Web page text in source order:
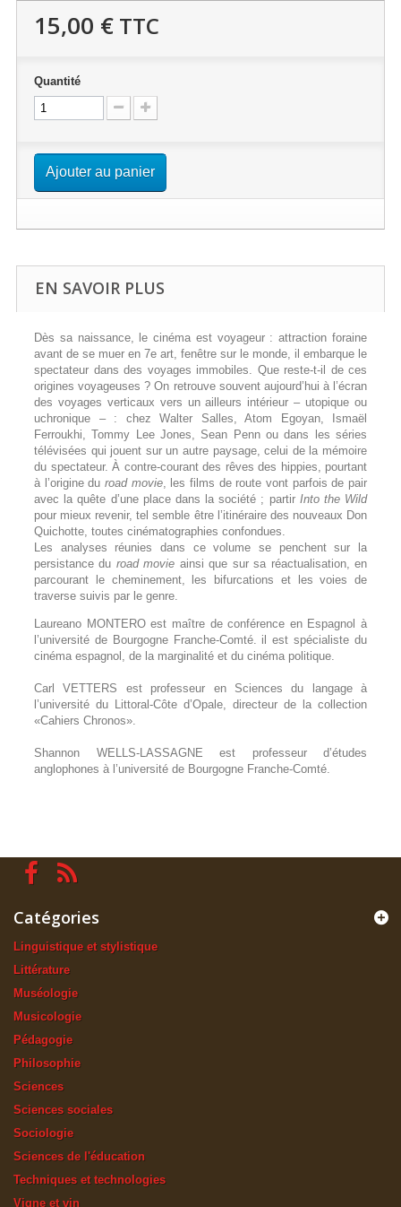
15,00 € TTC
Quantité
Ajouter au panier
EN SAVOIR PLUS
Dès sa naissance, le cinéma est voyageur : attraction foraine
avant de se muer en 7e art, fenêtre sur le monde, il embarque le
spectateur dans des voyages immobiles. Que reste-t-il de ces
origines voyageuses ? On retrouve souvent aujourd’hui à l’écran
des voyages verticaux vers un ailleurs intérieur – utopique ou
uchronique – : chez Walter Salles, Atom Egoyan, Ismaël
Ferroukhi, Tommy Lee Jones, Sean Penn ou dans les séries
télévisées qui jouent sur un autre paysage, celui de la mémoire
du spectateur. À contre-courant des rêves des hippies, pourtant
à l’origine du road movie, les films de route vont parfois de pair
avec la quête d’une place dans la société ; partir Into the Wild
pour mieux revenir, tel semble être l’itinéraire des nouveaux Don
Quichotte, toutes cinématographies confondues.
Les analyses réunies dans ce volume se penchent sur la
persistance du road movie ainsi que sur sa réactualisation, en
parcourant le cheminement, les bifurcations et les voies de
traverse suivis par le genre.
Laureano MONTERO est maître de conférence en Espagnol à
l’université de Bourgogne Franche-Comté. il est spécialiste du
cinéma espagnol, de la marginalité et du cinéma politique.
Carl VETTERS est professeur en Sciences du langage à
l’université du Littoral-Côte d’Opale, directeur de la collection
«Cahiers Chronos».
Shannon WELLS-LASSAGNE est professeur d’études
anglophones à l’université de Bourgogne Franche-Comté.
Catégories
Linguistique et stylistique
Littérature
Muséologie
Musicologie
Pédagogie
Philosophie
Sciences
Sciences sociales
Sociologie
Sciences de l'éducation
Techniques et technologies
Vigne et vin